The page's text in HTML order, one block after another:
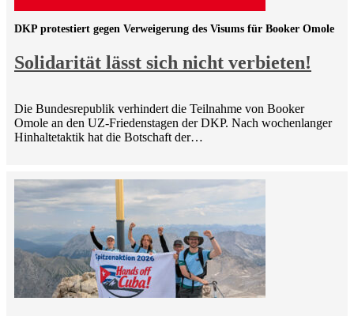
Solidarität lässt sich nicht verbieten!
DKP protestiert gegen Verweigerung des Visums für Booker Omole
Die Bundesrepublik verhindert die Teilnahme von Booker
Omole an den UZ-Friedenstagen der DKP. Nach wochenlanger
Hinhaltetaktik hat die Botschaft der…